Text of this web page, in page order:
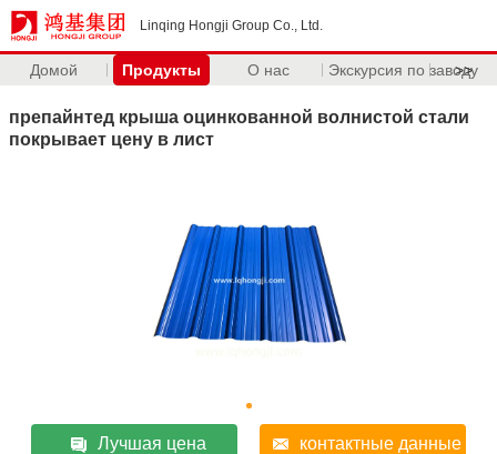
Linqing Hongji Group Co., Ltd.
Домой Продукты О нас Экскурсия по заводу
>>
препайнтед крыша оцинкованной волнистой стали
покрывает цену в лист
Лучшая цена контактные данные